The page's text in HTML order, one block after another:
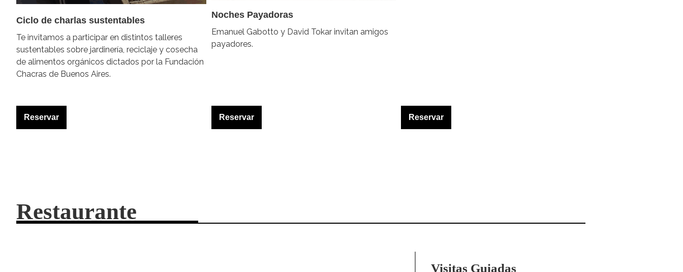
Ciclo de charlas sustentables
Te invitamos a participar en distintos talleres
sustentables sobre jardinería, reciclaje y cosecha
de alimentos orgánicos dictados por la Fundación
Chacras de Buenos Aires.
Reservar
Noches Payadoras
Emanuel Gabotto y David Tokar invitan amigos
payadores.
Reservar Reservar
Restaurante
Visitas Guiadas​